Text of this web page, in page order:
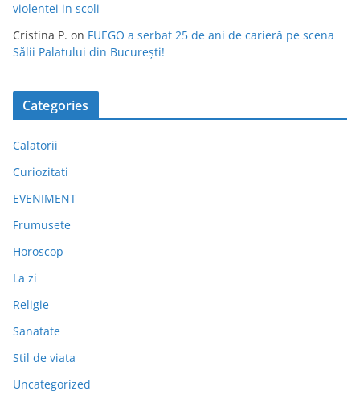
violentei in scoli
Cristina P. on FUEGO a serbat 25 de ani de carieră pe scena
Sălii Palatului din București!
Categories
Calatorii
Curiozitati
EVENIMENT
Frumusete
Horoscop
La zi
Religie
Sanatate
Stil de viata
Uncategorized